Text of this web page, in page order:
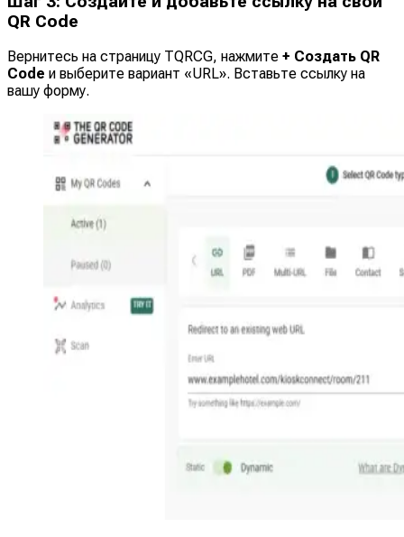
QR Code
Вернитесь на страницу TQRCG, нажмите + Создать QR
Code и выберите вариант «URL». Вставьте ссылку на
вашу форму.